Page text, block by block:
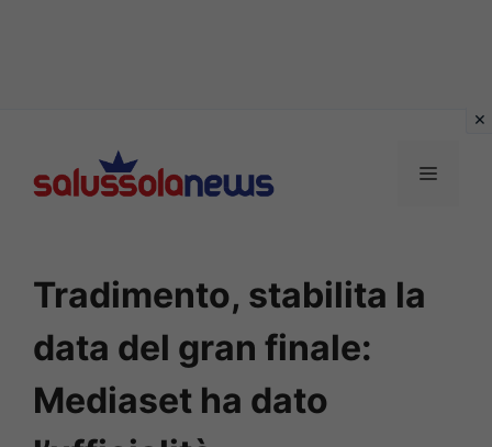
contenuto
MENU
Tradimento, stabilita la
data del gran finale:
Mediaset ha dato